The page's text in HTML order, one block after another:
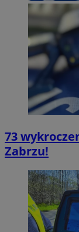
73
Zabrzu!